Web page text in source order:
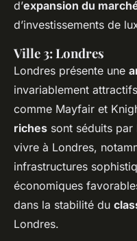
d’expansion du
d’investissements de
Ville 3: Londres
Londres présente une
invariablement
comme Mayfair et
riches sont séduits
vivre à Londres,
infrastructures
économiques
dans la stabilité du
Londres.